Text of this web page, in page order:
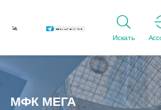
Искать
МФК МЕГА